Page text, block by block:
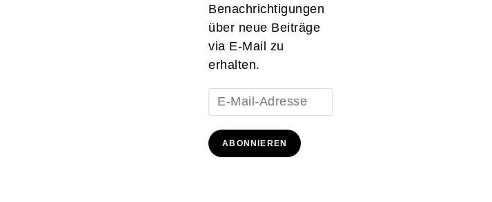
Benachrichtigungen
über neue Beiträge
via E-Mail zu
erhalten.
E-
Mail-
Adresse
ABONNIEREN